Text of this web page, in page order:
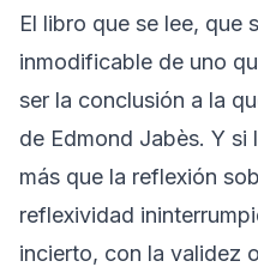
El libro que se lee, que
inmodificable de uno
ser la conclusión a la
de Edmond Jabès. Y si
más que la reflexión
reflexividad
incierto, con la validez